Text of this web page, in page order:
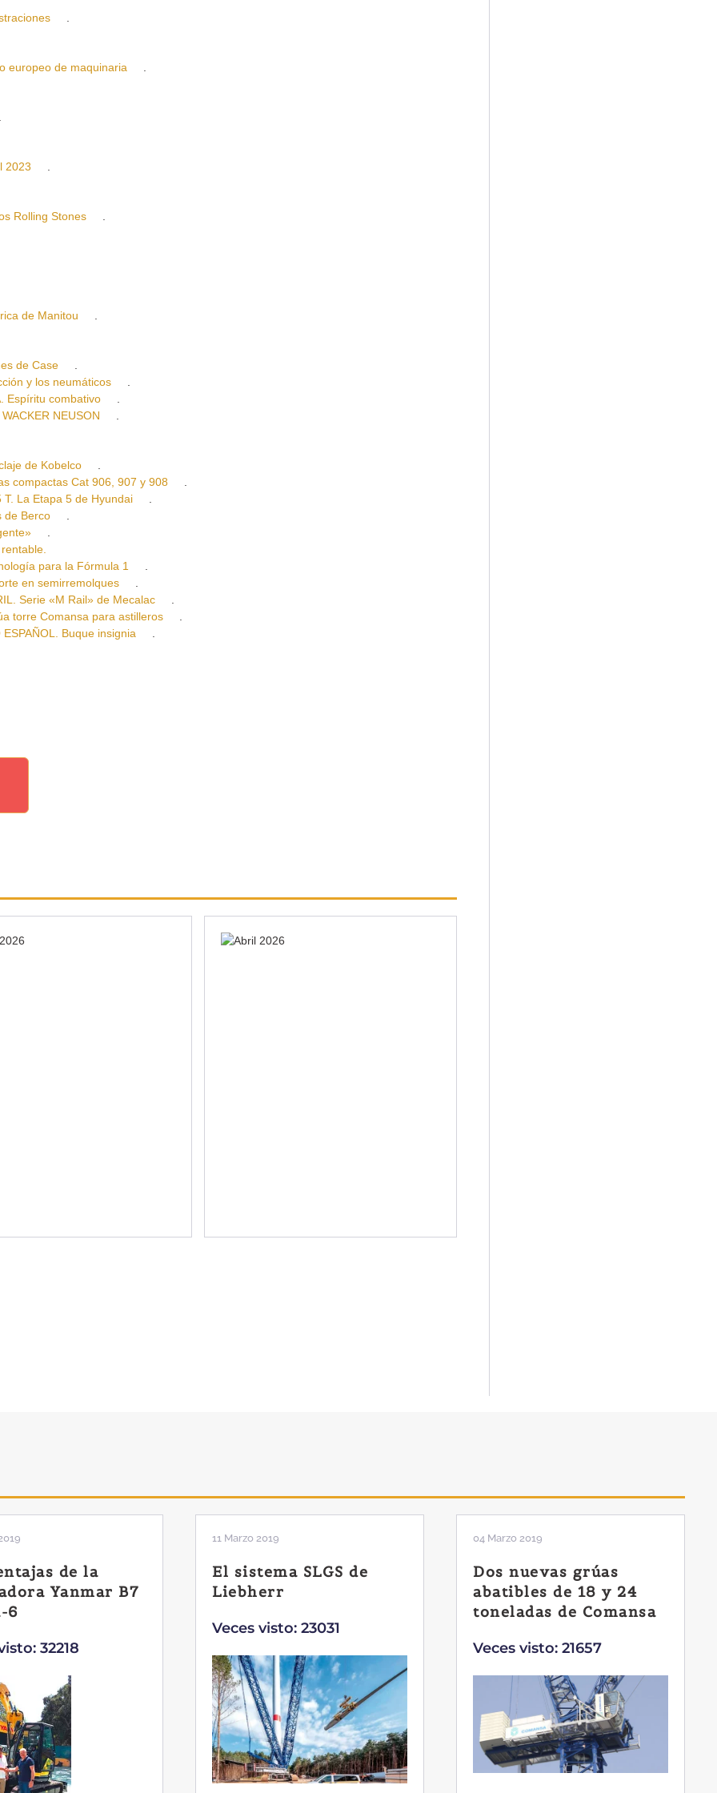
europeo de maquinaria
2023
Rolling Stones
de Manitou
de Case
y los neumáticos
Espíritu combativo
NEUSON
de Kobelco
compactas Cat 906, 907 y 908
T. La Etapa 5 de Hyundai
de Berco
para la Fórmula 1
en semirremolques
Serie «M Rail» de Mecalac
torre Comansa para astilleros
Buque insignia
SLGS de
04 Marzo 2019
Dos nuevas grúas
abatibles de 18 y 24
01 Febrero 2019
La botella aún no está
llena